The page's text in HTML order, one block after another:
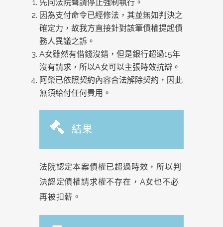
先向法院聲請停止強制執行。
因為支付命令已經修法，其並無如判決之
確定力，故我方直接針對該筆債權提起債
務人異議之訴。
A女雖然有借錢沒錯，但是銀行超過15年
沒有請求，所以A女可以主張時效抗辯。
阿榮已依照契約內容合法解除契約，因此
無須給付任何費用。
結果
法院認定本案債權已超過時效，所以判
決認定債權請求權不存在，A女也不必
再被扣薪。